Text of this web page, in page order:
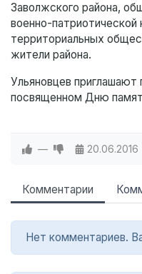
Заволжского района,
военно-патриотической
территориальных
жители района.
Ульяновцев приглашают
посвященном Дню
— 20.06.2016
Комментарии
Нет комментариев.